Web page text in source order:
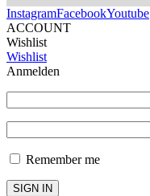
InstagramFacebookYoutube
ACCOUNT
Wishlist
Wishlist
Anmelden
Remember me
SIGN IN